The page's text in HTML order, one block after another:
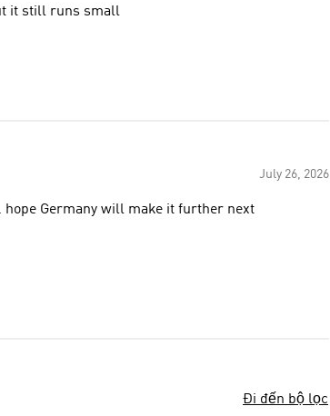
it still runs small
July 26, 2026
hope Germany will make it further next
Đi đến bộ lọc